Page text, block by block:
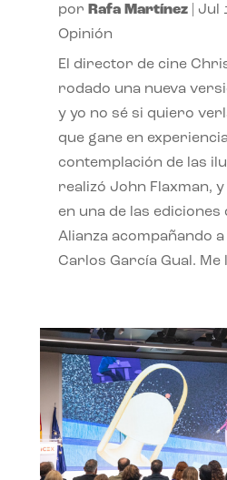
por Rafa Martínez| Jul
Opinión
El director de cine
rodado una nueva
y yo no sé si quiero
que gane en
contemplación de las
realizó John Flaxman,
en una de las ediciones
Alianza acompañando
Carlos García Gual. Me